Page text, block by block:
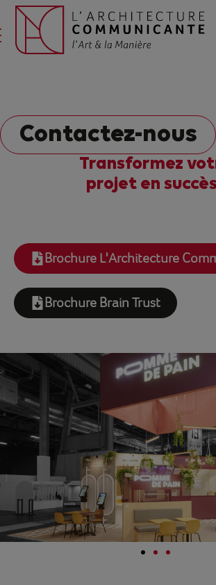
Contactez-nous
Transformez
projet en
Brochure L'Architecture
Brochure Brain Trust